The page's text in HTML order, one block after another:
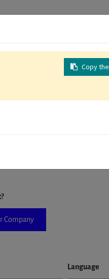
form. If you don't find your
Company
Language
Copy